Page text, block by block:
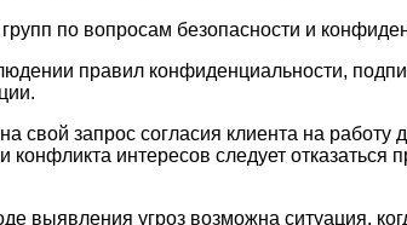
по вопросам безопасности и
правил конфиденциальности,
свой запрос согласия клиента на работу
интересов следует отказаться
выявления угроз возможна ситуация,